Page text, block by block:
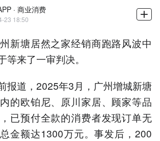
· 商业消费
23 18:50
新塘居然之家经销商跑路风波中
等来了一审判决。
报道，2025年3月，广州增城新塘
的欧铂尼、原川家居、顾家等品
已预付全款的消费者发现订单无
金额达1300万元。事发后，200